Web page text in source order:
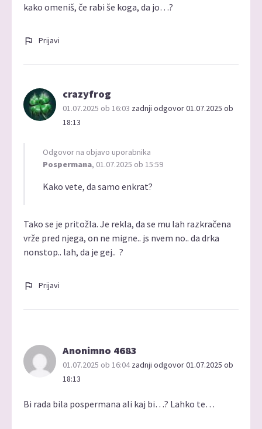
kako omeniš, če rabi še koga, da jo…?
Prijavi
crazyfrog
01.07.2025 ob 16:03 zadnji odgovor 01.07.2025 ob
18:13
Odgovor na objavo uporabnika
Pospermana, 01.07.2025 ob 15:59
Kako vete, da samo enkrat?
Tako se je pritožla. Je rekla, da se mu lah razkračena
vrže pred njega, on ne migne.. js nvem no.. da drka
nonstop.. lah, da je gej.. ?
Prijavi
Anonimno 4683
01.07.2025 ob 16:04 zadnji odgovor 01.07.2025 ob
18:13
Bi rada bila pospermana ali kaj bi…? Lahko te…